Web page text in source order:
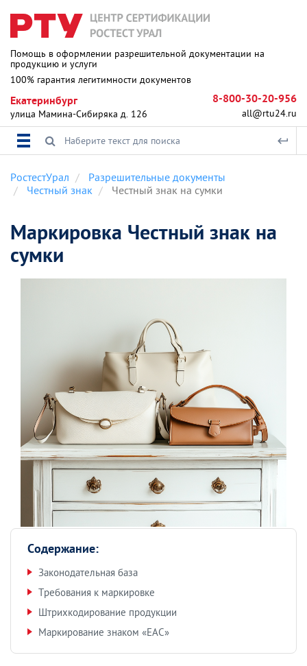
Помощь в оформлении разрешительной документации на
продукцию и услуги
100% гарантия легитимности документов
Екатеринбург
улица Мамина-Сибиряка д. 126
8-800-30-20-956
all@rtu24.ru
РостестУрал
Разрешительные документы
Честный знак
Честный знак на сумки
Маркировка Честный знак на
сумки
Содержание:
Законодательная база
Требования к маркировке
Штрихкодирование продукции
Маркирование знаком «ЕАС»